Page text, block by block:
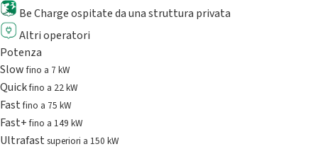
Be Charge ospitate da una struttura privata
Altri operatori
Potenza
Slowfino a 7 kW
Quickfino a 22 kW
Fastfino a 75 kW
Fast+fino a 149 kW
Ultrafast superiori a 150 kW